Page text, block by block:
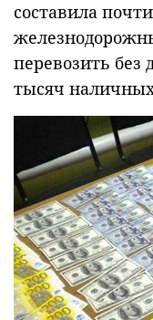
составила
перевозить без
тысяч